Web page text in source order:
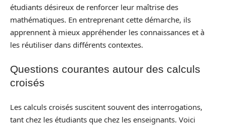
étudiants désireux de renforcer leur maîtrise des
mathématiques. En entreprenant cette démarche, ils
apprennent à mieux appréhender les connaissances et à
les réutiliser dans différents contextes.
Questions courantes autour des calculs
croisés
Les calculs croisés suscitent souvent des interrogations,
tant chez les étudiants que chez les enseignants. Voici